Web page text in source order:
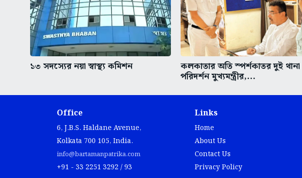
১৩ সদস্যের নয়া স্বাস্থ্য কমিশন কলকাতার অতি স্পর্শকাতর দুই থানা
পরিদর্শন মুখ্যমন্ত্রীর,...
Office
6, J.B.S. Haldane Avenue,
Kolkata 700 105, India.
info@bartamanpatrika.com
+91 - 33 2251 3292 / 93
Links
Home
About Us
Contact Us
Privacy Policy